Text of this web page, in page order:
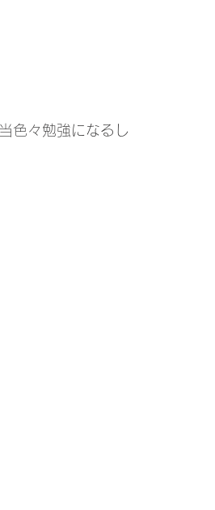
色々勉強になるし